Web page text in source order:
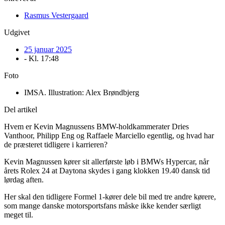
Rasmus Vestergaard
Udgivet
25 januar 2025
- Kl. 17:48
Foto
IMSA. Illustration: Alex Brøndbjerg
Del artikel
Hvem er Kevin Magnussens BMW-holdkammerater Dries
Vanthoor, Philipp Eng og Raffaele Marciello egentlig, og hvad har
de præsteret tidligere i karrieren?
Kevin Magnussen kører sit allerførste løb i BMWs Hypercar, når
årets Rolex 24 at Daytona skydes i gang klokken 19.40 dansk tid
lørdag aften.
Her skal den tidligere Formel 1-kører dele bil med tre andre kørere,
som mange danske motorsportsfans måske ikke kender særligt
meget til.